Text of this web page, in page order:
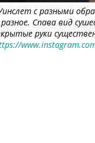
с разными
Спава вид
руки